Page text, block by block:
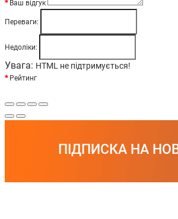
Ваш відгук
Переваги:
Недоліки:
Увага: HTML не підтримується!
Рейтинг
ПІДПИСКА НА